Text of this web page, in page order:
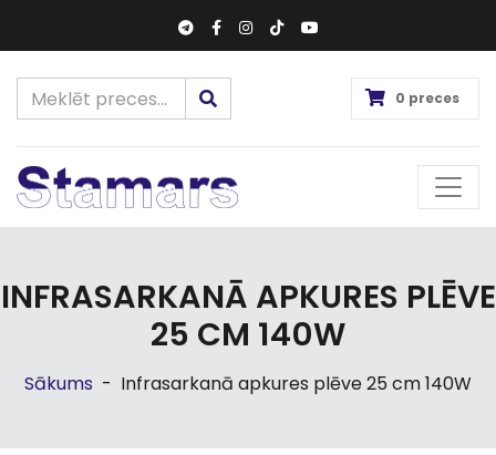
0 preces
INFRASARKANĀ APKURES PLĒVE
25 CM 140W
Sākums - Infrasarkanā apkures plēve 25 cm 140W